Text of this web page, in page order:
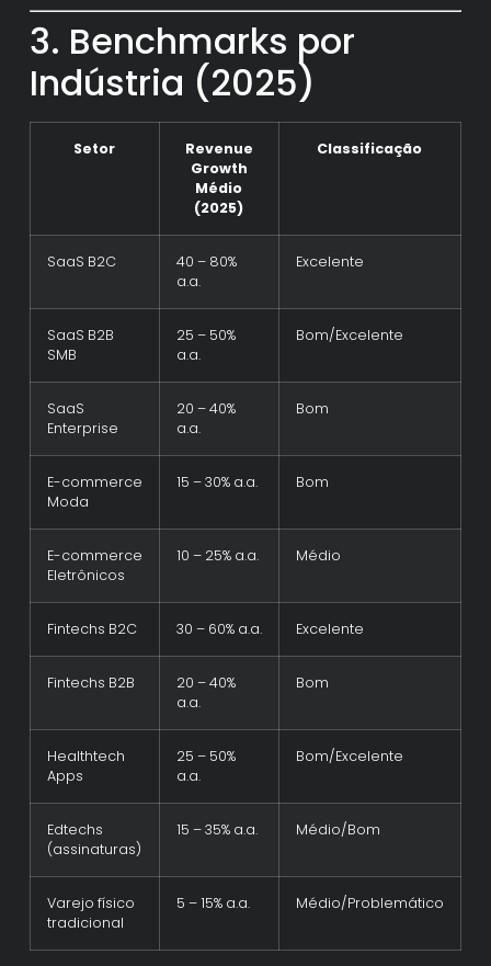
3. Benchmarks por
Indústria (2025)
Setor
Revenue
Growth
Médio
(2025)
Classificação
SaaS B2C
40 – 80%
a.a.
Excelente
SaaS B2B
SMB
25 – 50%
a.a.
Bom/Excelente
SaaS
Enterprise
20 – 40%
a.a.
Bom
E-commerce
Moda
15 – 30% a.a. Bom
E-commerce
Eletrônicos
10 – 25% a.a. Médio
Fintechs B2C 30 – 60% a.a. Excelente
Fintechs B2B
20 – 40%
a.a.
Bom
Healthtech
Apps
25 – 50%
a.a.
Bom/Excelente
Edtechs
(assinaturas)
15 – 35% a.a. Médio/Bom
Varejo físico
tradicional
5 – 15% a.a. Médio/Problemático